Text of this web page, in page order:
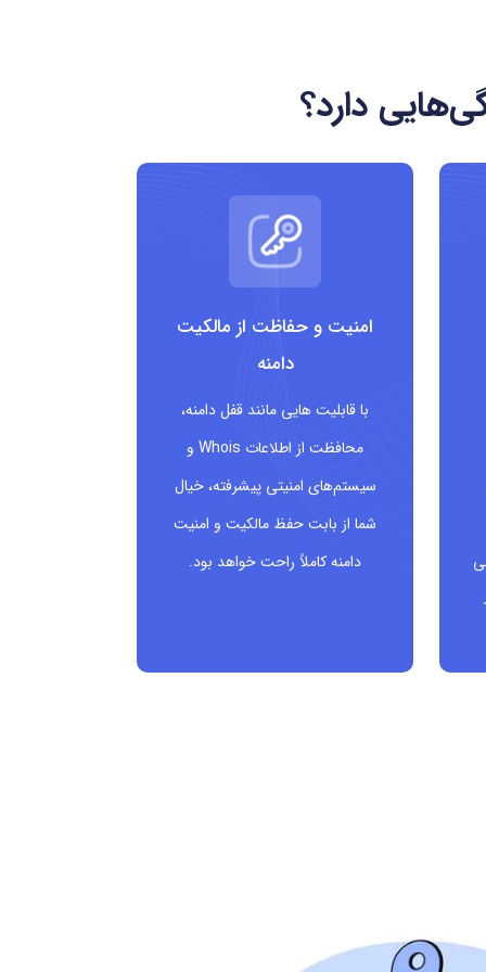
دارد؟
امنیت و حفاظت از مالکیت
دامنه
با قابلیت هایی مانند قفل دامنه،
محافظت از اطلاعات Whois و
سیستم‌های امنیتی پیشرفته، خیال
شما از بابت حفظ مالکیت و امنیت
دامنه کاملاً راحت خواهد بود.